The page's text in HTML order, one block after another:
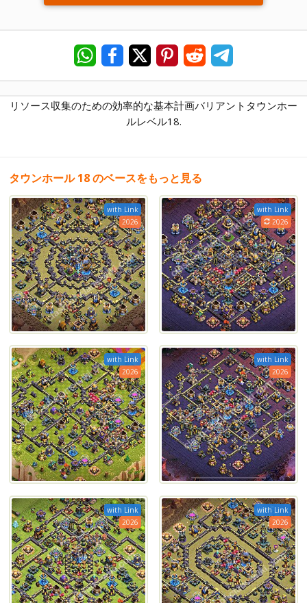
リソース収集のための効率的な基本計画バリアントタウンホー
ルレベル18.
タウンホール 18 のベースをもっと見る
with Link
2026
with Link
2026
with Link
2026
with Link
2026
with Link
2026
with Link
2026